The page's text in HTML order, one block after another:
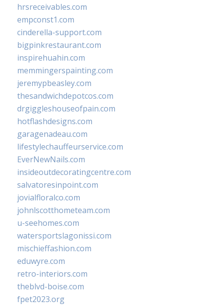
hrsreceivables.com
empconst1.com
cinderella-support.com
bigpinkrestaurant.com
inspirehuahin.com
memmingerspainting.com
jeremypbeasley.com
thesandwichdepotcos.com
drgiggleshouseofpain.com
hotflashdesigns.com
garagenadeau.com
lifestylechauffeurservice.com
EverNewNails.com
insideoutdecoratingcentre.com
salvatoresinpoint.com
jovialfloralco.com
johnlscotthometeam.com
u-seehomes.com
watersportslagonissi.com
mischieffashion.com
eduwyre.com
retro-interiors.com
theblvd-boise.com
fpet2023.org